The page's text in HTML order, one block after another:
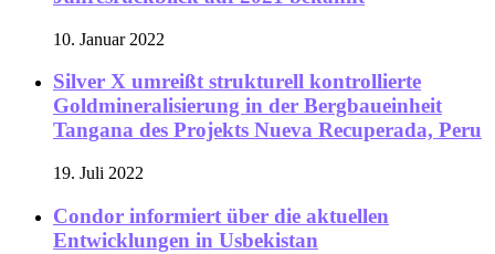
10. Januar 2022
Silver X umreißt strukturell kontrollierte
Goldmineralisierung in der Bergbaueinheit
Tangana des Projekts Nueva Recuperada, Peru
19. Juli 2022
Condor informiert über die aktuellen
Entwicklungen in Usbekistan